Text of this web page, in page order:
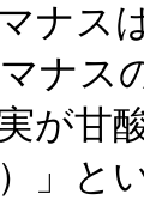
ナス
ナス
が甘
」と